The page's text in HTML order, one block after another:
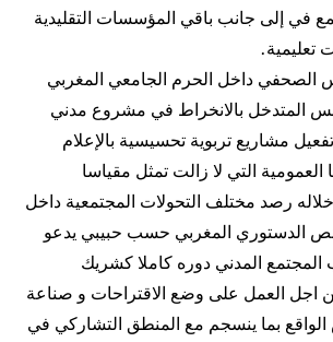
في إلى جانب باقي المؤسسات التقليدية
الصحفي داخل الحرم الجامعي المغربي
المتدخل بالانخراط في مشروع مدني
مشاريع تربوية تحسيسية بالإعلام
التي لا زالت تمثل مقياسا
رصد مختلف التحولات المجتمعية داخل
الدستوري المغربي حسب حبيبي يدعو
المدني دوره كاملا كشريك
اجل العمل على وضع الاقتراحات و صناعة
بما ينسجم مع المنطق التشاركي في